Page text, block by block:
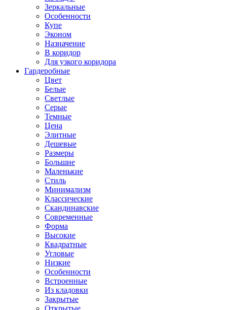
Зеркальные
Особенности
Купе
Эконом
Назначение
В коридор
Для узкого коридора
Гардеробные
Цвет
Белые
Светлые
Серые
Темные
Цена
Элитные
Дешевые
Размеры
Большие
Маленькие
Стиль
Минимализм
Классические
Скандинавские
Современные
Форма
Высокие
Квадратные
Угловые
Низкие
Особенности
Встроенные
Из кладовки
Закрытые
Открытые